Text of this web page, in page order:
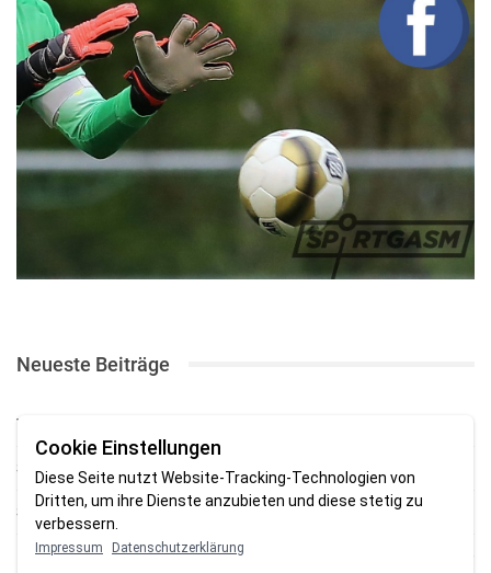
Neueste Beiträge
TSV gewinnt Testspiel bei Braker Reserve
SV Brake gewinnt erstes Heimspiel mit 2:0
SV Brake feiert 5:2-Auftaktsieg beim Delmenhorster TB
Fehlstart in Oldenburg: 1. FC Nordenham verliert zum Bezirksliga-
Cookie Einstellungen
Diese Seite nutzt Website-Tracking-Technologien von
Dritten, um ihre Dienste anzubieten und diese stetig zu
verbessern.
Impressum Datenschutzerklärung